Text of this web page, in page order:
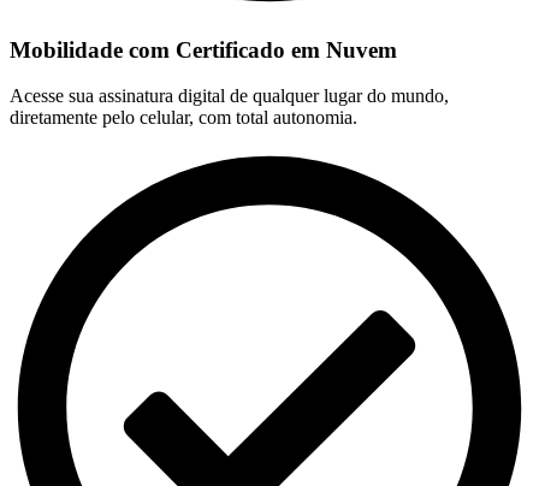
Mobilidade com Certificado em Nuvem
Acesse sua assinatura digital de qualquer lugar do mundo,
diretamente pelo celular, com total autonomia.